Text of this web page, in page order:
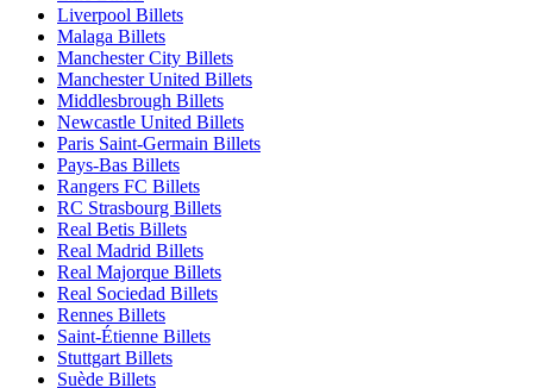
Liverpool Billets
Malaga Billets
Manchester City Billets
Manchester United Billets
Middlesbrough Billets
Newcastle United Billets
Paris Saint-Germain Billets
Pays-Bas Billets
Rangers FC Billets
RC Strasbourg Billets
Real Betis Billets
Real Madrid Billets
Real Majorque Billets
Real Sociedad Billets
Rennes Billets
Saint-Étienne Billets
Stuttgart Billets
Suède Billets